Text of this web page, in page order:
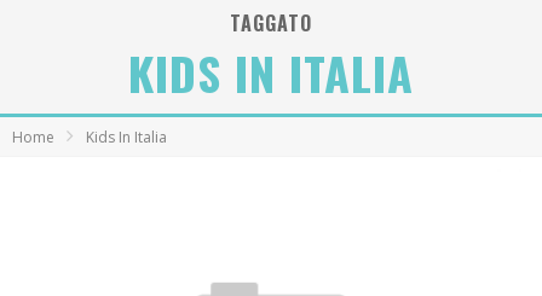
SEE YOU AT 5 | Chanel
Anya Taylor-Joy, Jisoo e Willow Smith protagoniste della nuova campagna Dior Addict
TAGGATO
KIDS IN ITALIA
Home Kids In Italia